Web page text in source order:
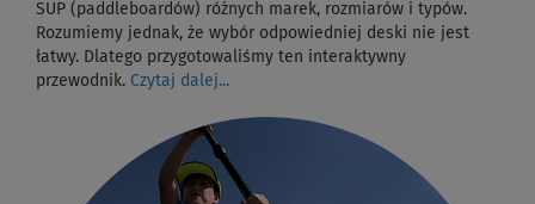
SUP (paddleboardów) różnych marek, rozmiarów i typów.
Rozumiemy jednak, że wybór odpowiedniej deski nie jest
łatwy. Dlatego przygotowaliśmy ten interaktywny
przewodnik. Czytaj dalej...